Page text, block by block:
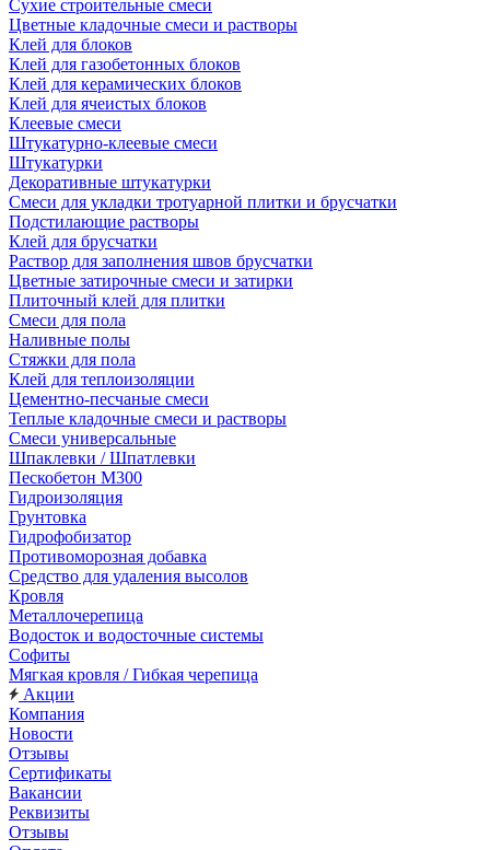
Сухие строительные смеси
Цветные кладочные смеси и растворы
Клей для блоков
Клей для газобетонных блоков
Клей для керамических блоков
Клей для ячеистых блоков
Клеевые смеси
Штукатурно-клеевые смеси
Штукатурки
Декоративные штукатурки
Смеси для укладки тротуарной плитки и брусчатки
Подстилающие растворы
Клей для брусчатки
Раствор для заполнения швов брусчатки
Цветные затирочные смеси и затирки
Плиточный клей для плитки
Смеси для пола
Наливные полы
Стяжки для пола
Клей для теплоизоляции
Цементно-песчаные смеси
Теплые кладочные смеси и растворы
Смеси универсальные
Шпаклевки / Шпатлевки
Пескобетон М300
Гидроизоляция
Грунтовка
Гидрофобизатор
Противоморозная добавка
Средство для удаления высолов
Кровля
Металлочерепица
Водосток и водосточные системы
Софиты
Мягкая кровля / Гибкая черепица
Акции
Компания
Новости
Отзывы
Сертификаты
Вакансии
Реквизиты
Отзывы